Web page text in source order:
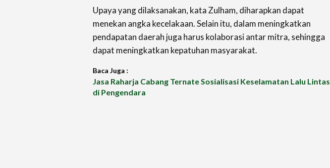
Upaya yang dilaksanakan, kata Zulham, diharapkan dapat
menekan angka kecelakaan. Selain itu, dalam meningkatkan
pendapatan daerah juga harus kolaborasi antar mitra, sehingga
dapat meningkatkan kepatuhan masyarakat.
Baca Juga :
Jasa Raharja Cabang Ternate Sosialisasi Keselamatan Lalu Lintas
di Pengendara